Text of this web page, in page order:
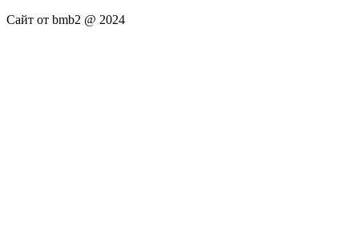
Сайт от bmb2 @ 2024